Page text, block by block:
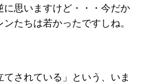
思いますけど・・・今だか
たちは若かったですしね。
されている」という、いま